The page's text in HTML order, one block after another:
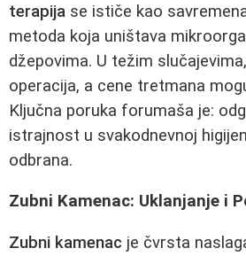
terapija se ističe kao
metoda koja uništava
džepovima. U težim
operacija, a cene tretmana
Ključna poruka forumaša je:
istrajnost u svakodnevnoj
odbrana.
Zubni Kamenac: Uklanjanje i
Zubni kamenac je čvrsta